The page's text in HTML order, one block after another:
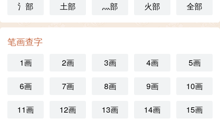
氵部 土部 灬部 火部 全部
笔画查字
1画 2画 3画 4画 5画
6画 7画 8画 9画 10画
11画 12画 13画 14画 15画